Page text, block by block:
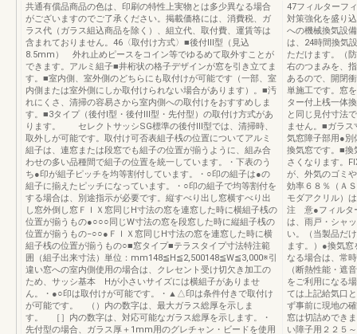
共通有償品商品の色は、印刷の特性上実物とは多少異なる場合
がございますのでご了承ください。掲載価格には、消費税、ガ
ラス代（ガラス組込商品を除く）、組立代、取付費、運賃等は
含まれておりません。46〈取付け方式〉■後付Ⅲ型（見込
8.5mm） 外れ止めピースをコイン等でゆるめて取外すことが
できます。アルミ組子■井桁状の格子デザインが窓を引き立てま
す。■室内側、室外側のどちらにも取付けが可能です（一部、室
内側または室外側にしか取付けられない場合があります）。■汚
れにくさ、清掃の容易さから室内側への取付けをおすすめしま
す。■3タイプ（後付Ⅰ型・後付Ⅲ型・先付型）の取付け方式があ
ります。 セレクトサッシSG標準の後付Ⅲ型では、清掃時、
取外しが可能です。取付け可否表組子桟の位置についてアルミ
組子は、連窓または段窓でも組子の位置が揃うように、組み合
わせの多い品種間で組子の位置を統一しています。・下表のう
ち●印が組子ピッチを均等割付しています。・○印の組子は●の
組子に揃えたピッチになっています。・○印の組子で均等割付を
する場合は、別途指示が必要です。縦すべり出し窓横すべり出
し窓外倒し窓ＦＩＸ窓同じH寸法の窓を連窓した時に横組子桟の
位置が揃うもの●○○○同じW寸法の窓を段窓した時に縦組子桟の
位置が揃うもの−○○●ＦＩＸ窓同じH寸法の窓を連窓した時に横
組子桟の位置が揃うもの○■窓タイプ■テラスタイプ寸法特注範
囲（組子出来寸法）単位：mm148≦H≦2,500148≦W≦3,000※引
違い窓への室内側使用の場合は、クレセント受け切欠き加工の
ため、サッシ基本 Hが小さいサイズには横組子がありませ
ん。・●○印は取付けが可能です。・▲△印は条件付きで取付け
が可能です。 （）内の数字は、最大ガラス総厚を示しま
す。 ［］内の数字は、対応可能なガラス総厚を示します。・
先付型の場合、ガラス厚＋1mm用のグレチャン・ビードを使用
47フィルターフ
対策強化を盛り
への機械換気設
は、24時間換気
ただけます。（
右のつまみを、
あるので、開閉
単施工です。窓
ター付上桟一体
と同じ見付寸法
ません。■ガラ
気窓障子部用●別
換気窓です。■換
さくなります。
が、外気のゴミ
効率６８％（Ａ
モダアクリル）
注 意●フィルタ
は、雨戸・シャ
い。（当製品だ
ます。）●換気
なる場合は、常
（断熱性能・遮
をご利用になる
ては上記給気口
ず事前に現地の
窓は切詰めでき
い障子用２２５